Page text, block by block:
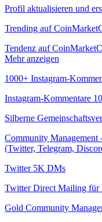
Profil aktualisieren und
Trending auf
Tendenz auf
Mehr anzeigen
1000+ Instagram-
Instagram-Kommentare
Silberne
Community Management
(Twitter, Telegram,
Twitter 5K DMs
Twitter Direct Mailing für
Gold Community